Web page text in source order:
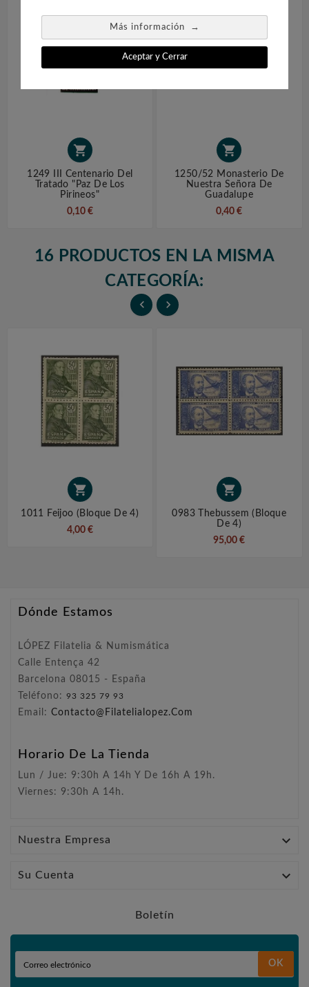
Más información →
Aceptar y Cerrar

1249 III Centenario Del
Tratado "Paz De Los
Pirineos"
0,10 €

1250/52 Monasterio De
Nuestra Señora De
Guadalupe
0,40 €
16 PRODUCTOS EN LA MISMA
CATEGORÍA:
 

1011 Feijoo (Bloque De 4)
4,00 €

0983 Thebussem (Bloque
De 4)
95,00 €
Dónde Estamos
LÓPEZ Filatelia & Numismática
Calle Entença 42
Barcelona 08015 - España
Teléfono: 93 325 79 93
Email: Contacto@filatelialopez.com
Horario De La Tienda
Lun / Jue: 9:30h A 14h Y De 16h A 19h.
Viernes: 9:30h A 14h.
Nuestra Empresa 
Su Cuenta 
Boletín
OK